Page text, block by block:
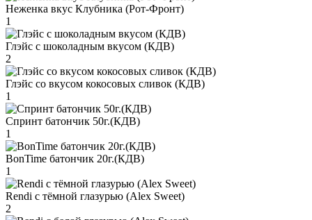
Неженка вкус Клубника (Рот-Фронт)
1
Глэйс с шоколадным вкусом (КДВ)
2
Глэйс со вкусом кокосовых сливок (КДВ)
1
Спринт батончик 50г.(КДВ)
1
BonTime батончик 20г.(КДВ)
1
Rendi с тёмной глазурью (Alex Sweet)
2